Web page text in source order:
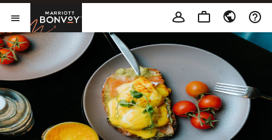
Skip to Content